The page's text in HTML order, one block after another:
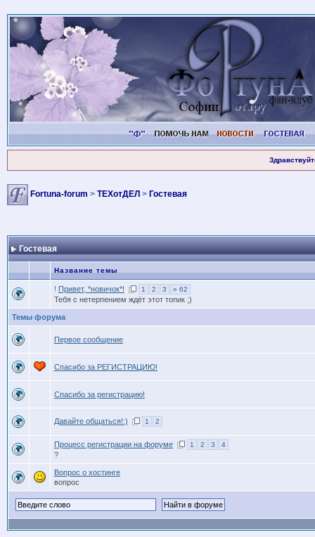
Fortuna-forum > ТЕХотДЕЛ > Гостевая
Гостевая
Название темы
! Привет, *новичок*! 1 2 3 » 62
Тебя с нетерпением ждёт этот топик ;)
Темы форума
Первое сообщение
Спасибо за РЕГИСТРАЦИЮ!
Спасибо за регистрацию!
Давайте общаться!:) 1 2
Процесс регистрации на форуме 1 2 3 4
?
Вопрос о хостинге
вопрос